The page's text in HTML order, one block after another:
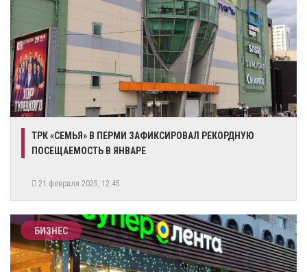
ТРК «СЕМЬЯ» В ПЕРМИ ЗАФИКСИРОВАЛ РЕКОРДНУЮ
ПОСЕЩАЕМОСТЬ В ЯНВАРЕ
21 февраля 2025, 12:45
БИЗНЕС